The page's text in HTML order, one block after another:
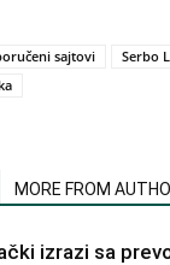
sajtovi
Serbo
MORE FROM
izrazi sa